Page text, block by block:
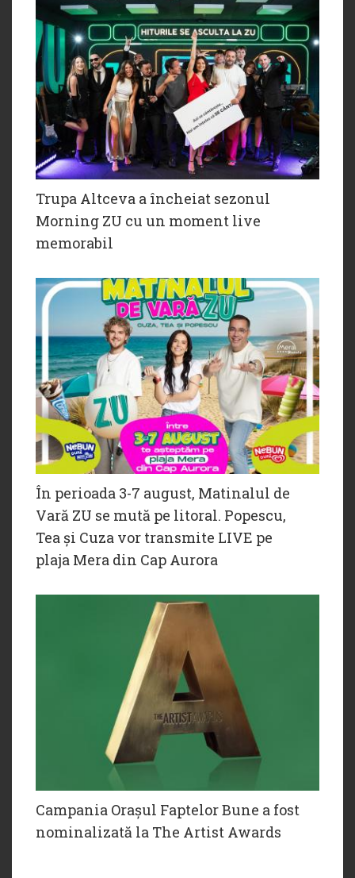
Trupa Altceva a încheiat sezonul
Morning ZU cu un moment live
memorabil
În perioada 3-7 august, Matinalul de
Vară ZU se mută pe litoral. Popescu,
Tea și Cuza vor transmite LIVE pe
plaja Mera din Cap Aurora
Campania Orașul Faptelor Bune a fost
nominalizată la The Artist Awards